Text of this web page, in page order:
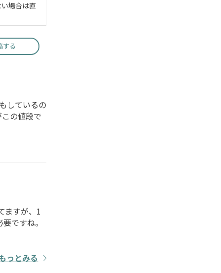
場合は直
する
しているの
の値段で
ますが、1
ですね。
っとみる